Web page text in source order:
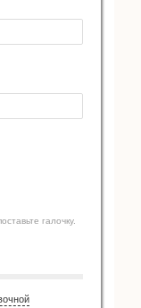
галочку.